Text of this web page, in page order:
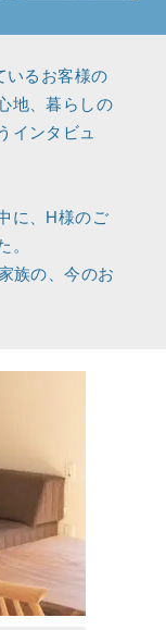
いるお客様の
地、暮らしの
インタビュ
に、H様のご
。
族の、今のお